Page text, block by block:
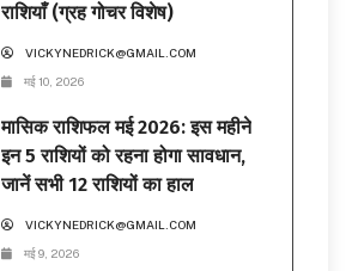
राशियाँ (ग्रह गोचर विशेष)
VICKYNEDRICK@GMAIL.COM
मई 10, 2026
मासिक राशिफल मई 2026: इस महीने
इन 5 राशियों को रहना होगा सावधान,
जानें सभी 12 राशियों का हाल
VICKYNEDRICK@GMAIL.COM
मई 9, 2026